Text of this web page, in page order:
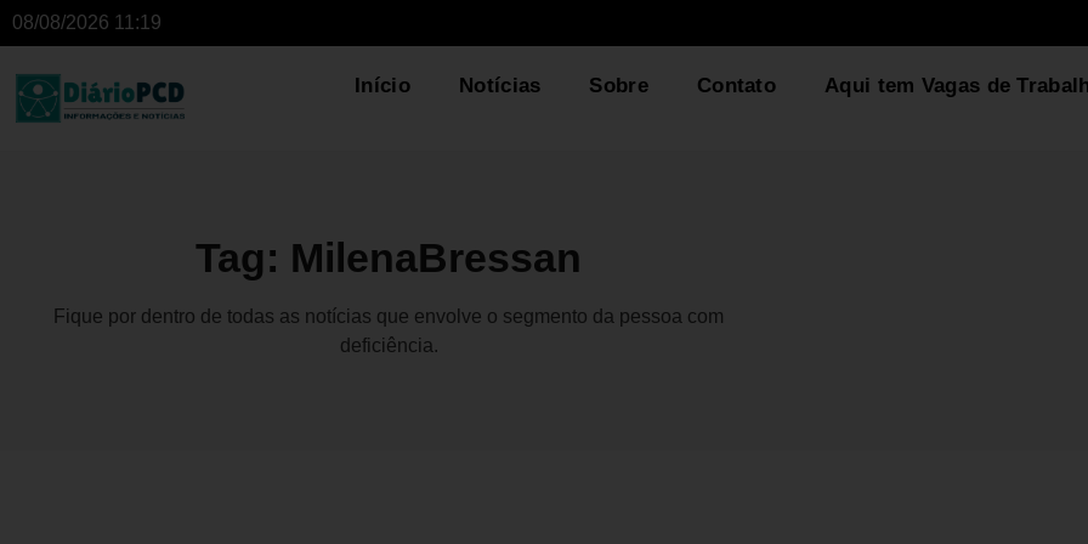
08/08/2026 11:19
Início Notícias Sobre Contato Aqui tem Vagas de
Tag: MilenaBressan
Fique por dentro de todas as notícias que envolve o segmento da pessoa com
deficiência.